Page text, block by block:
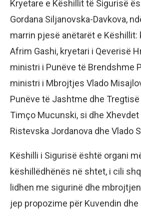
Kryetare e Këshillit të Sigurisë
Gordana Siljanovska-Davkova,
marrin pjesë anëtarët e Këshillit:
Afrim Gashi, kryetari i Qeverisë
ministri i Punëve të Brendshme
ministri i Mbrojtjes Vlado
Punëve të Jashtme dhe
Timço Mucunski, si dhe Xhevdet
Ristevska Jordanova dhe Vlado
Këshilli i Sigurisë është organi
këshillëdhënës në shtet, i cili
lidhen me sigurinë dhe
jep propozime për Kuvendin dhe